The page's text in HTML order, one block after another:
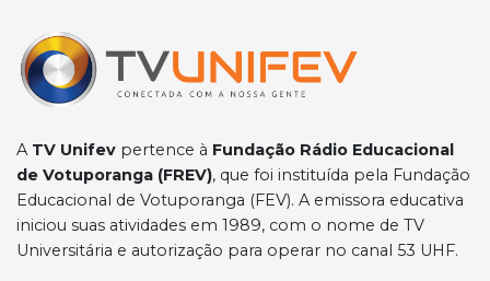
A TV Unifev pertence à Fundação Rádio Educacional
de Votuporanga (FREV), que foi instituída pela Fundação
Educacional de Votuporanga (FEV). A emissora educativa
iniciou suas atividades em 1989, com o nome de TV
Universitária e autorização para operar no canal 53 UHF.